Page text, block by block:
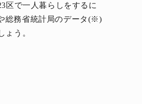
区で一人暮らしをするに
総務省統計局のデータ(※)
ょう。